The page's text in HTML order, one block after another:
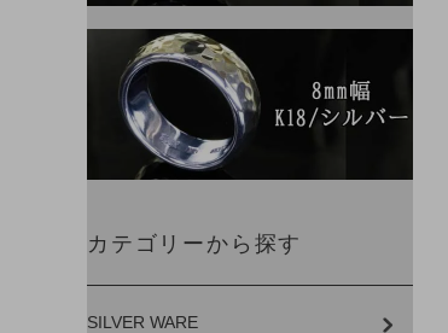
カテゴリーから探す
SILVER WARE